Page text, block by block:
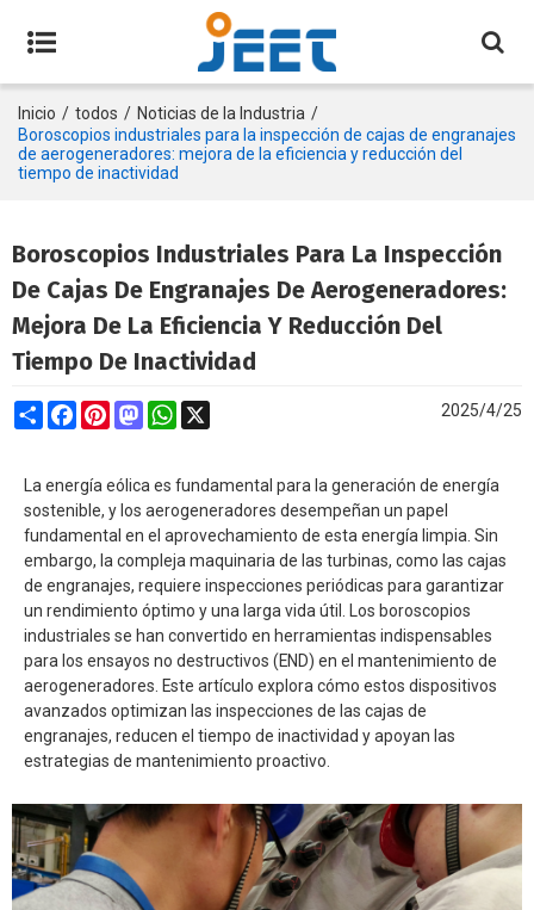
Inicio / todos / Noticias de la Industria /
Boroscopios industriales para la inspección de cajas de engranajes
de aerogeneradores: mejora de la eficiencia y reducción del
tiempo de inactividad
Boroscopios Industriales Para La Inspección
De Cajas De Engranajes De Aerogeneradores:
Mejora De La Eficiencia Y Reducción Del
Tiempo De Inactividad
ShareFacebookPinterestMastodonWhatsApp 2025/4/25
La energía eólica es fundamental para la generación de energía
sostenible, y los aerogeneradores desempeñan un papel
fundamental en el aprovechamiento de esta energía limpia. Sin
embargo, la compleja maquinaria de las turbinas, como las cajas
de engranajes, requiere inspecciones periódicas para garantizar
un rendimiento óptimo y una larga vida útil. Los boroscopios
industriales se han convertido en herramientas indispensables
para los ensayos no destructivos (END) en el mantenimiento de
aerogeneradores. Este artículo explora cómo estos dispositivos
avanzados optimizan las inspecciones de las cajas de
engranajes, reducen el tiempo de inactividad y apoyan las
estrategias de mantenimiento proactivo.